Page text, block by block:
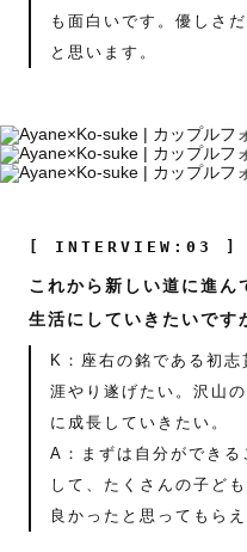
も面白いです。優しさ
と思います。
[ INTERVIEW:03 ]
これから新しい道に進ん
生活にしていきたいです
K：座右の銘である初
涯やり遂げたい。沢山
に成長していきたい。
A：まずは自分ができ
して、たくさんの子ど
良かったと思ってもら